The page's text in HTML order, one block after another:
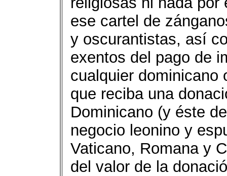
ese cartel de
y oscurantistas, así
exentos del pago de
cualquier dominicano
que reciba una
Dominicano (y éste
negocio leonino y
Vaticano, Romana y
del valor de la